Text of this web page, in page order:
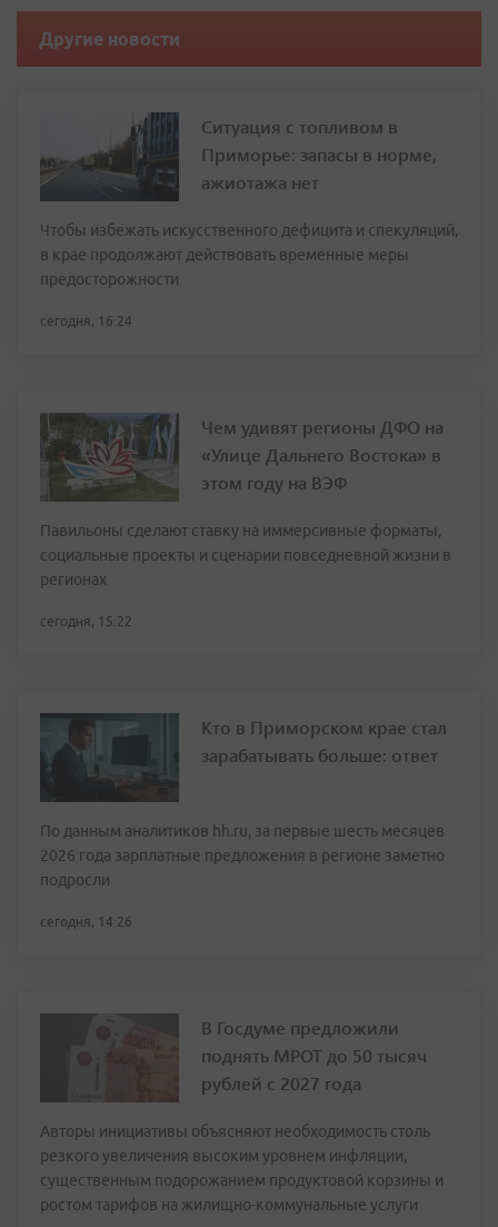
Другие новости
Ситуация с топливом в
Приморье: запасы в норме,
ажиотажа нет
Чтобы избежать искусственного дефицита и спекуляций,
в крае продолжают действовать временные меры
предосторожности
сегодня, 16:24
Чем удивят регионы ДФО на
«Улице Дальнего Востока» в
этом году на ВЭФ
Павильоны сделают ставку на иммерсивные форматы,
социальные проекты и сценарии повседневной жизни в
регионах
сегодня, 15:22
Кто в Приморском крае стал
зарабатывать больше: ответ
По данным аналитиков hh.ru, за первые шесть месяцев
2026 года зарплатные предложения в регионе заметно
подросли
сегодня, 14:26
В Госдуме предложили
поднять МРОТ до 50 тысяч
рублей с 2027 года
Авторы инициативы объясняют необходимость столь
резкого увеличения высоким уровнем инфляции,
существенным подорожанием продуктовой корзины и
ростом тарифов на жилищно-коммунальные услуги